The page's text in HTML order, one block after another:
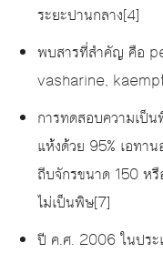
ระยะปานกลาง[4]
พบสารที่สำคัญ คือ
vasharine,
การทดสอบความเป็
แห้งด้วย 95% เอทา
ถีบจักรขนาด 150 ห
ไม่เป็นพิษ[7]
ปี ค.ศ. 2006 ในประ